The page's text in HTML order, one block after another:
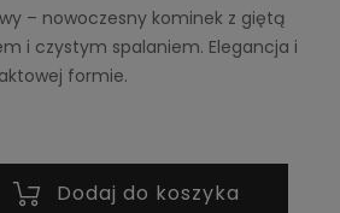
– nowoczesny kominek z giętą
i czystym spalaniem. Elegancja i
formie.
Dodaj do koszyka